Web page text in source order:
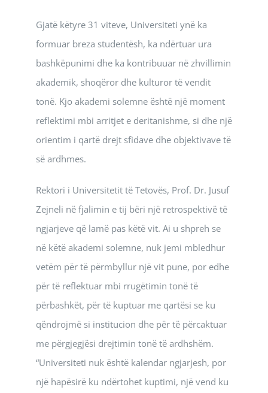
Gjatë këtyre 31 viteve, Universiteti ynë ka
formuar breza studentësh, ka ndërtuar ura
bashkëpunimi dhe ka kontribuuar në zhvillimin
akademik, shoqëror dhe kulturor të vendit
tonë. Kjo akademi solemne është një moment
reflektimi mbi arritjet e deritanishme, si dhe një
orientim i qartë drejt sfidave dhe objektivave të
së ardhmes.
Rektori i Universitetit të Tetovës, Prof. Dr. Jusuf
Zejneli në fjalimin e tij bëri një retrospektivë të
ngjarjeve që lamë pas këtë vit. Ai u shpreh se
në këtë akademi solemne, nuk jemi mbledhur
vetëm për të përmbyllur një vit pune, por edhe
për të reflektuar mbi rrugëtimin tonë të
përbashkët, për të kuptuar me qartësi se ku
qëndrojmë si institucion dhe për të përcaktuar
me përgjegjësi drejtimin tonë të ardhshëm.
“Universiteti nuk është kalendar ngjarjesh, por
një hapësirë ku ndërtohet kuptimi, një vend ku